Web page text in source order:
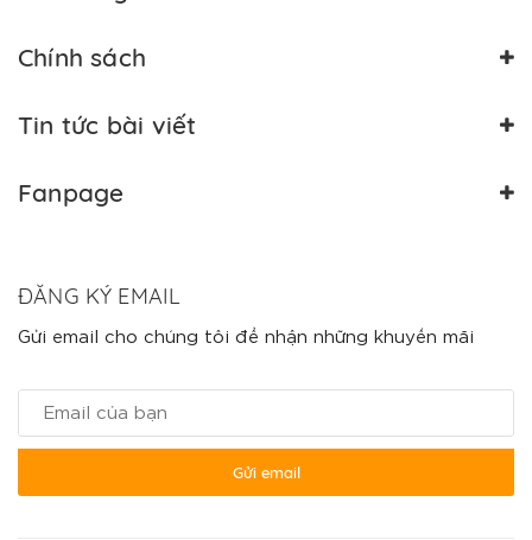
Chính sách
Tin tức bài viết
Fanpage
ĐĂNG KÝ EMAIL
Gửi email cho chúng tôi để nhận những khuyến mãi
Gửi email